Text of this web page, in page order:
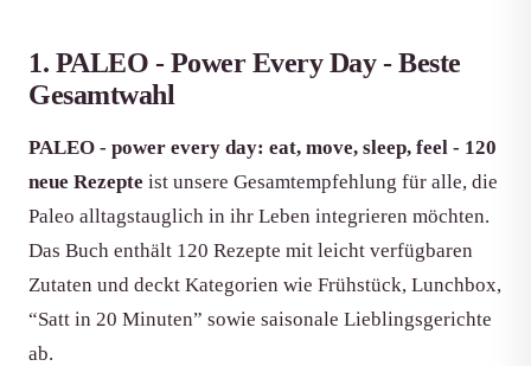
1. PALEO - Power Every Day - Beste
Gesamtwahl
PALEO - power every day: eat, move, sleep, feel - 120
neue Rezepte ist unsere Gesamtempfehlung für alle, die
Paleo alltagstauglich in ihr Leben integrieren möchten.
Das Buch enthält 120 Rezepte mit leicht verfügbaren
Zutaten und deckt Kategorien wie Frühstück, Lunchbox,
“Satt in 20 Minuten” sowie saisonale Lieblingsgerichte
ab.